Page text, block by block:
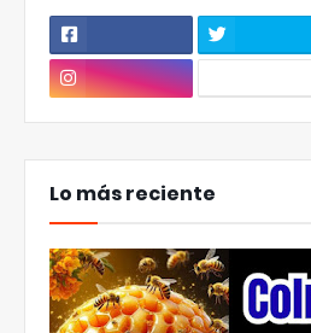
Lo más reciente